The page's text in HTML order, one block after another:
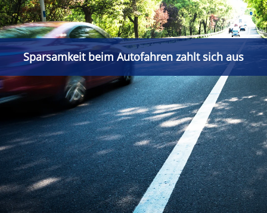
Sparsamkeit beim Autofahren zahlt sich aus